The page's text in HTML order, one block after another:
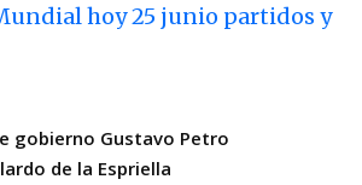
hoy 25 junio partidos y
gobierno Gustavo Petro
de la Espriella